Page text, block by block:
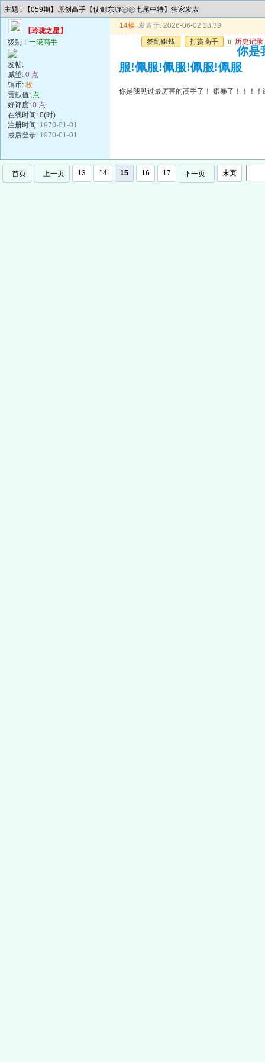
主题 : 【059期】原创高手【仗剑东游㊣㊣七尾中特】独家发表
【玲珑之星】
级别： 一级高手
发帖:
威望: 0 点
铜币: 枚
贡献值: 点
好评度: 0 点
在线时间: 0(时)
注册时间: 1970-01-01
最后登录: 1970-01-01
14楼 发表于: 2026-06-02 18:39
签到赚钱
打赏高手 u 历史记录
你是
服!佩服!佩服!佩服!佩服
你是我见过最厉害的高手了！ 赚暴了！！！
首页 上一页 13 14 15 16 17 下一页 末页